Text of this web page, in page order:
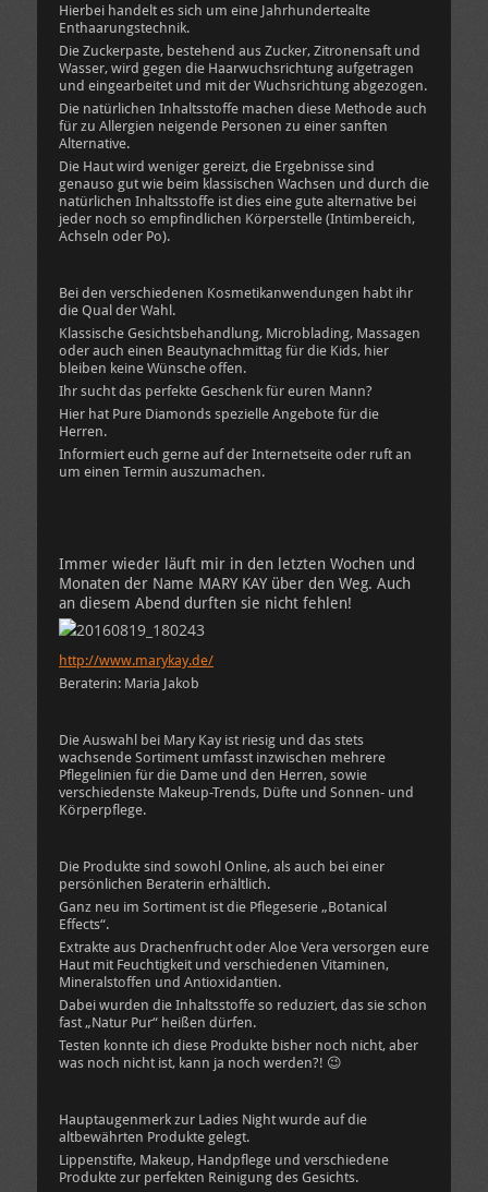
Hierbei handelt es sich um eine Jahrhundertealte
Enthaarungstechnik.
Die Zuckerpaste, bestehend aus Zucker, Zitronensaft und
Wasser, wird gegen die Haarwuchsrichtung aufgetragen
und eingearbeitet und mit der Wuchsrichtung abgezogen.
Die natürlichen Inhaltsstoffe machen diese Methode auch
für zu Allergien neigende Personen zu einer sanften
Alternative.
Die Haut wird weniger gereizt, die Ergebnisse sind
genauso gut wie beim klassischen Wachsen und durch die
natürlichen Inhaltsstoffe ist dies eine gute alternative bei
jeder noch so empfindlichen Körperstelle (Intimbereich,
Achseln oder Po).
Bei den verschiedenen Kosmetikanwendungen habt ihr
die Qual der Wahl.
Klassische Gesichtsbehandlung, Microblading, Massagen
oder auch einen Beautynachmittag für die Kids, hier
bleiben keine Wünsche offen.
Ihr sucht das perfekte Geschenk für euren Mann?
Hier hat Pure Diamonds spezielle Angebote für die
Herren.
Informiert euch gerne auf der Internetseite oder ruft an
um einen Termin auszumachen.
Immer wieder läuft mir in den letzten Wochen und
Monaten der Name MARY KAY über den Weg. Auch
an diesem Abend durften sie nicht fehlen!
http://www.marykay.de/
Beraterin: Maria Jakob
Die Auswahl bei Mary Kay ist riesig und das stets
wachsende Sortiment umfasst inzwischen mehrere
Pflegelinien für die Dame und den Herren, sowie
verschiedenste Makeup-Trends, Düfte und Sonnen- und
Körperpflege.
Die Produkte sind sowohl Online, als auch bei einer
persönlichen Beraterin erhältlich.
Ganz neu im Sortiment ist die Pflegeserie „Botanical
Effects“.
Extrakte aus Drachenfrucht oder Aloe Vera versorgen eure
Haut mit Feuchtigkeit und verschiedenen Vitaminen,
Mineralstoffen und Antioxidantien.
Dabei wurden die Inhaltsstoffe so reduziert, das sie schon
fast „Natur Pur“ heißen dürfen.
Testen konnte ich diese Produkte bisher noch nicht, aber
was noch nicht ist, kann ja noch werden?! 😉
Hauptaugenmerk zur Ladies Night wurde auf die
altbewährten Produkte gelegt.
Lippenstifte, Makeup, Handpflege und verschiedene
Produkte zur perfekten Reinigung des Gesichts.